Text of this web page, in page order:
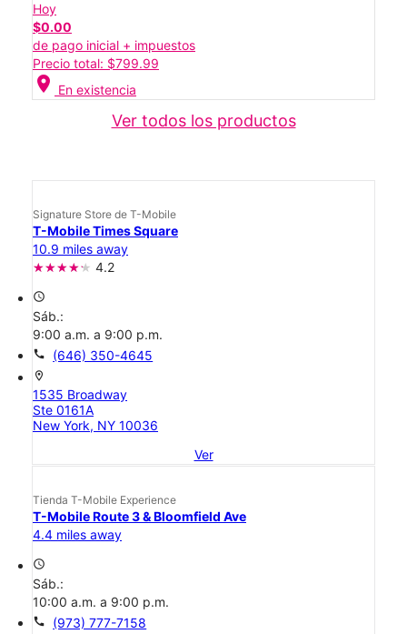
Hoy
$0.00
de pago inicial + impuestos
Precio total: $799.99
location_on En existencia
Ver todos los productos
Signature Store de T-Mobile
T-Mobile Times Square
10.9 miles away
4.2
access_time
Sáb.:
9:00 a.m. a 9:00 p.m.
call (646) 350-4645
location_on
1535 Broadway
Ste 0161A
New York, NY 10036
Ver
Tienda T-Mobile Experience
T-Mobile Route 3 & Bloomfield Ave
4.4 miles away
access_time
Sáb.:
10:00 a.m. a 9:00 p.m.
call (973) 777-7158